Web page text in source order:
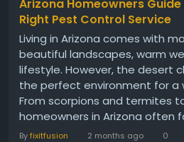
Arizona Homeowners
Right Pest Control Service
Living in Arizona comes with
beautiful landscapes, warm
lifestyle. However, the desert
the perfect environment for a
From scorpions and termites
homeowners in Arizona often
challenges that require
Byfixitfusion 2 months ago 0